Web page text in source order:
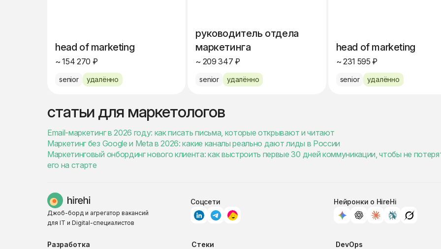
head of marketing
~ 154 270 ₽
senior удалённо
руководитель отдела
маркетинга
~ 209 347 ₽
senior удалённо
head of marketing
~ 231 595 ₽
senior удалённо
статьи для маркетологов
Email-маркетинг в 2026 году: как писать письма, которые открывают и читают
Маркетинг без Google и Meta в 2026: какие каналы реально дают лиды в России
Маркетинговый онбординг нового клиента: как выстроить первые 30 дней коммуникации, чтобы не
его на старте
Джоб-борд и агрегатор вакансий
для IT и Digital-специалистов
Соцсети Нейронки о HireHi
Разработка Стеки DevOps